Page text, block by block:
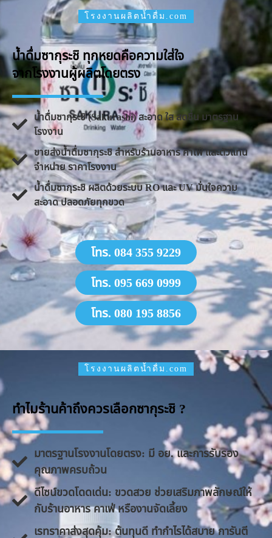
โรงงานผลิตน้ำดื่ม.com
น้ำดื่มซากุระชิ ทุกหยดคือความใส่ใจ
จากโรงงานผู้ผลิตโดยตรง
น้ำดื่มซากุระชิ (Sakurashi) สะอาด ใส สดชื่น มาตรฐาน
โรงงาน
ขายส่งน้ำดื่มซากุระชิ สำหรับร้านอาหาร คาเฟ่ และตัวแทน
จำหน่าย ราคาโรงงาน
น้ำดื่มซากุระชิ ผลิตด้วยระบบ RO และ UV มั่นใจความ
สะอาด ปลอดภัยทุกขวด
โทร. 084 355 9229
โทร. 095 669 0999
โทร. 080 195 8856
โรงงานผลิตน้ำดื่ม.com
ทำไมร้านค้าถึงควรเลือกซากุระชิ ?
มาตรฐานโรงงานโดยตรง: มี อย. และการรับรอง
คุณภาพครบถ้วน
ดีไซน์ขวดโดดเด่น: ขวดสวย ช่วยเสริมภาพลักษณ์ให้
กับร้านอาหาร คาเฟ่ หรืองานจัดเลี้ยง
​เรทราคาส่งสุดคุ้ม: ต้นทุนดี ทำกำไรได้สบาย การันตี